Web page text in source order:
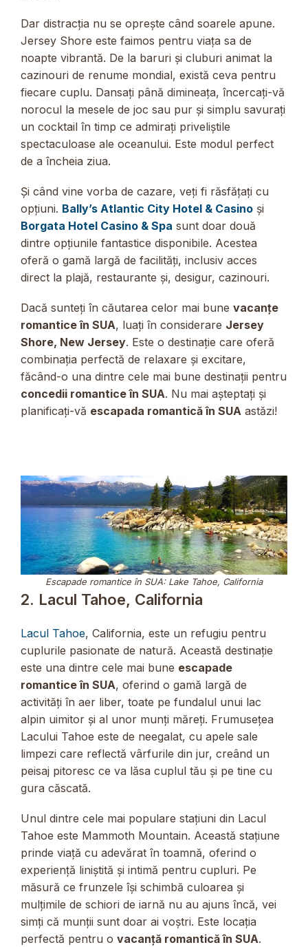
Dar distracția nu se oprește când soarele apune.
Jersey Shore este faimos pentru viața sa de
noapte vibrantă. De la baruri și cluburi animat la
cazinouri de renume mondial, există ceva pentru
fiecare cuplu. Dansați până dimineața, încercați-vă
norocul la mesele de joc sau pur și simplu savurați
un cocktail în timp ce admirați priveliștile
spectaculoase ale oceanului. Este modul perfect
de a încheia ziua.
Și când vine vorba de cazare, veți fi răsfățați cu
opțiuni. Bally’s Atlantic City Hotel & Casino și
Borgata Hotel Casino & Spa sunt doar două
dintre opțiunile fantastice disponibile. Acestea
oferă o gamă largă de facilități, inclusiv acces
direct la plajă, restaurante și, desigur, cazinouri.
Dacă sunteți în căutarea celor mai bune vacanțe
romantice în SUA, luați în considerare Jersey
Shore, New Jersey. Este o destinație care oferă
combinația perfectă de relaxare și excitare,
făcând-o una dintre cele mai bune destinații pentru
concedii romantice în SUA. Nu mai așteptați și
planificați-vă escapada romantică în SUA astăzi!
Escapade romantice în SUA: Lake Tahoe, California
2. Lacul Tahoe, California
Lacul Tahoe, California, este un refugiu pentru
cuplurile pasionate de natură. Această destinație
este una dintre cele mai bune escapade
romantice în SUA, oferind o gamă largă de
activități în aer liber, toate pe fundalul unui lac
alpin uimitor și al unor munți măreți. Frumusețea
Lacului Tahoe este de neegalat, cu apele sale
limpezi care reflectă vârfurile din jur, creând un
peisaj pitoresc ce va lăsa cuplul tău și pe tine cu
gura căscată.
Unul dintre cele mai populare stațiuni din Lacul
Tahoe este Mammoth Mountain. Această stațiune
prinde viață cu adevărat în toamnă, oferind o
experiență liniștită și intimă pentru cupluri. Pe
măsură ce frunzele își schimbă culoarea și
mulțimile de schiori de iarnă nu au ajuns încă, vei
simți că munții sunt doar ai voștri. Este locația
perfectă pentru o vacanță romantică în SUA.